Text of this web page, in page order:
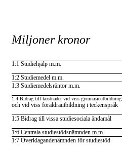
Miljoner kronor
1:1 Studiehjälp m.m.
1:2 Studiemedel m.m.
1:3 Studiemedelsräntor m.m.
1:4 Bidrag till kostnader vid viss gymnasieutbildning
och vid viss föräldrautbildning i teckenspråk
1:5 Bidrag till vissa studiesociala ändamål
1:6 Centrala studiestödsnämnden m.m.
1:7 Överklagandenämnden för studiestöd